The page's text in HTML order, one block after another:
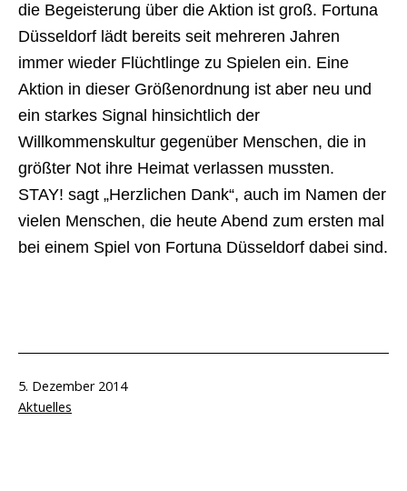
die Begeisterung über die Aktion ist groß. Fortuna
Düsseldorf lädt bereits seit mehreren Jahren
immer wieder Flüchtlinge zu Spielen ein. Eine
Aktion in dieser Größenordnung ist aber neu und
ein starkes Signal hinsichtlich der
Willkommenskultur gegenüber Menschen, die in
größter Not ihre Heimat verlassen mussten.
STAY! sagt „Herzlichen Dank“, auch im Namen der
vielen Menschen, die heute Abend zum ersten mal
bei einem Spiel von Fortuna Düsseldorf dabei sind.
Veröffentlicht
am
5. Dezember 2014
Kategorisiert
Aktuelles